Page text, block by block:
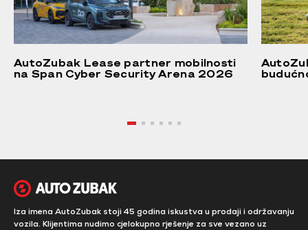
AutoZubak Lease partner mobilnosti
na Span Cyber Security Arena 2026
Iza imena AutoZubak stoji 45 godina iskustva u prodaji i održavanju
vozila. Klijentima nudimo cjelokupno rješenje za sve vezano uz